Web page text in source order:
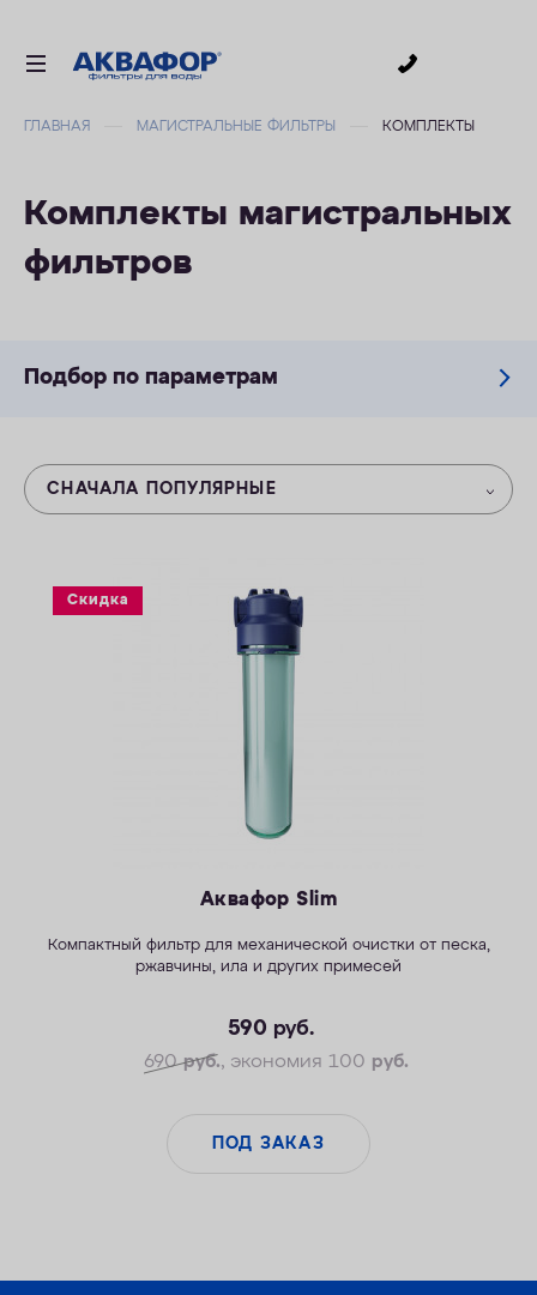
ДЛЯ ВАННОЙ
В КОТТЕДЖ
ДОСТАВКА
КОНТАКТЫ
ГЛАВНАЯ МАГИСТРАЛЬНЫЕ ФИЛЬТРЫ КОМПЛЕКТЫ
Комплекты магистральных
фильтров
Подбор по параметрам
СНАЧАЛА ПОПУЛЯРНЫЕ
Скидка
Аквафор Slim
Компактный фильтр для механической очистки от песка,
ржавчины, ила и других примесей
590 руб.
690руб., экономия 100 руб.
ПОД ЗАКАЗ